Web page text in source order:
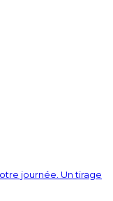
journée. Un tirage